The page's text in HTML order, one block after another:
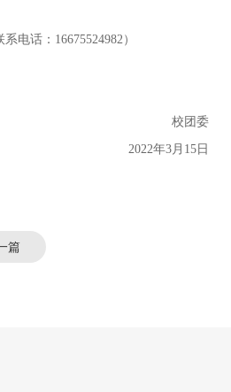
系电话： 16675524982）
校团委
2022年3月15日
篇